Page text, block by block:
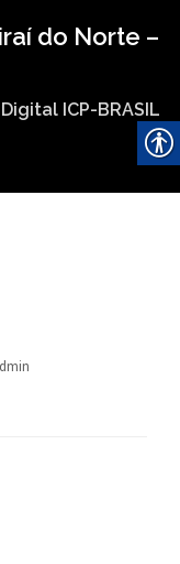
do Norte –
ICP-BRASIL